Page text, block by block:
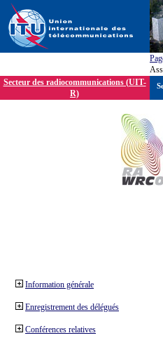
Secteur des radiocommunications (UIT-
R)
Information générale
Enregistrement des délégués
Conférences relatives